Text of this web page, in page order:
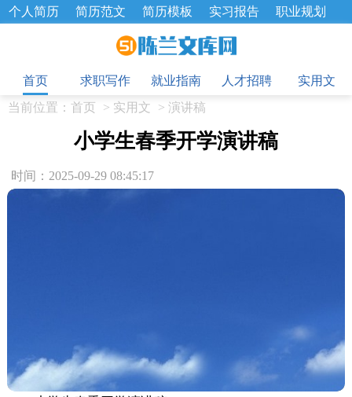
个人简历 简历范文 简历模板 实习报告
职业规划
招聘选拔 绩效考核 企业文化
工作总结
辞职报告
首页
求职写作 就业指南 人才招聘
实用文
当前位置： 首页 > 实用文 > 演讲稿
小学生春季开学演讲稿
时间：2025-09-29 08:45:17